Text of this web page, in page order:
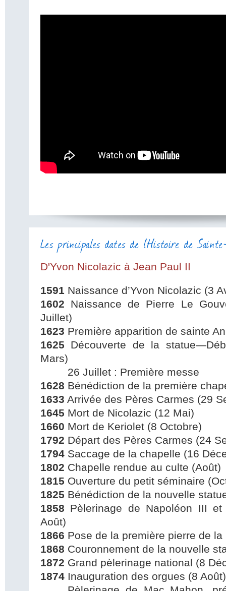
Les principales dates de l'Histoire de
D'Yvon Nicolazic à Jean Paul II
1591 Naissance d’Yvon Nicolazic (3
1602 Naissance de Pierre Le
Juillet)
1623 Première apparition de sainte
1625 Découverte de la
Mars)
26 Juillet : Première messe
1628 Bénédiction de la première
1633 Arrivée des Pères Carmes (29
1645 Mort de Nicolazic (12 Mai)
1660 Mort de Keriolet (8 Octobre)
1792 Départ des Pères Carmes (24
1794 Saccage de la chapelle (16
1802 Chapelle rendue au culte (Août)
1815 Ouverture du petit séminaire
1825 Bénédiction de la nouvelle
1858 Pèlerinage de Napoléon III et
Août)
1866 Pose de la première pierre de
1868 Couronnement de la nouvelle
1872 Grand pèlerinage national (8
1874 Inauguration des orgues (8 Août)